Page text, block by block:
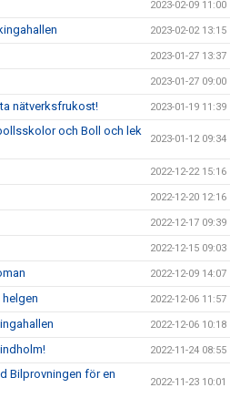
2023-02-09 11:00
2023-02-02 13:15
2023-01-27 13:37
2023-01-27 09:00
nätverksfrukost! 2023-01-19 11:39
och Boll och lek
2023-01-12 09:34
2022-12-22 15:16
2022-12-20 12:16
2022-12-17 09:39
2022-12-15 09:03
2022-12-09 14:07
2022-12-06 11:57
2022-12-06 10:18
2022-11-24 08:55
Bilprovningen för en
2022-11-23 10:01